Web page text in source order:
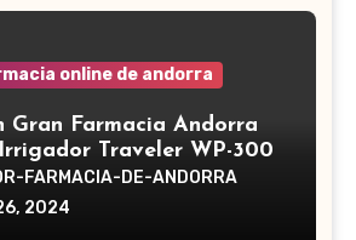
online de andorra
Gran Farmacia Andorra
Traveler WP-300
FARMACIA-DE-ANDORRA
2024